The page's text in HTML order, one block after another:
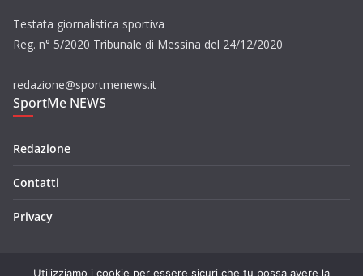
Testata giornalistica sportiva
Reg. n° 5/2020 Tribunale di Messina del 24/12/2020
redazione@sportmenews.it
SportMe NEWS
Redazione
Contatti
Privacy
Utilizziamo i cookie per essere sicuri che tu possa avere la